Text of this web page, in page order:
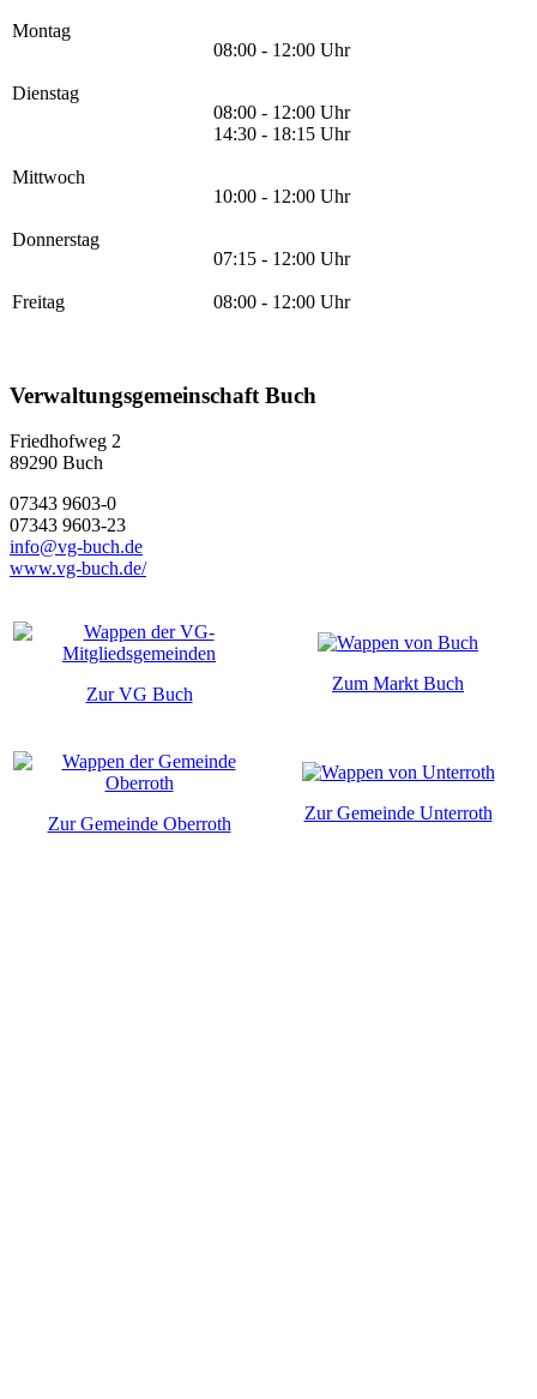
Montag
08:00 - 12:00 Uhr
Dienstag
08:00 - 12:00 Uhr
14:30 - 18:15 Uhr
Mittwoch
10:00 - 12:00 Uhr
Donnerstag
07:15 - 12:00 Uhr
Freitag 08:00 - 12:00 Uhr
Verwaltungsgemeinschaft Buch
Friedhofweg 2
89290 Buch
07343 9603-0
07343 9603-23
info@vg-buch.de
www.vg-buch.de/
Zur VG Buch
Zum Markt Buch
Zur Gemeinde Oberroth
Zur Gemeinde Unterroth